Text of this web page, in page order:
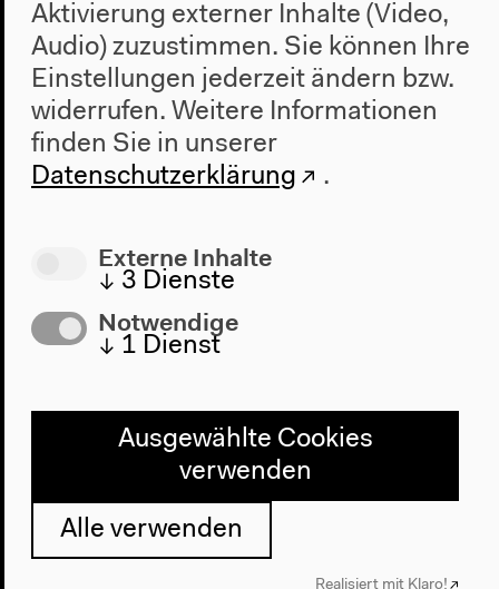
Programm
Das Neue Alphabet
Das Anthropozän am HKW
Haus
Aktivierung externer Inhalte (Video,
Audio) zuzustimmen. Sie können Ihre
Einstellungen jederzeit ändern bzw.
widerrufen. Weitere Informationen
finden Sie in unserer
Datenschutzerklärung
.
Externe Inhalte
↓ 3 Dienste
Notwendige
↓ 1 Dienst
Ausgewählte Cookies
verwenden
Alle verwenden
Realisiert mit Klaro!